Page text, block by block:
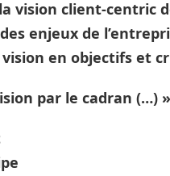
vision client-centric
enjeux de
en objectifs et
par le cadran (…) »